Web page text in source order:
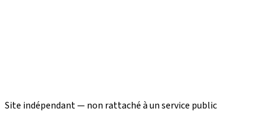
Site indépendant — non rattaché à un service public